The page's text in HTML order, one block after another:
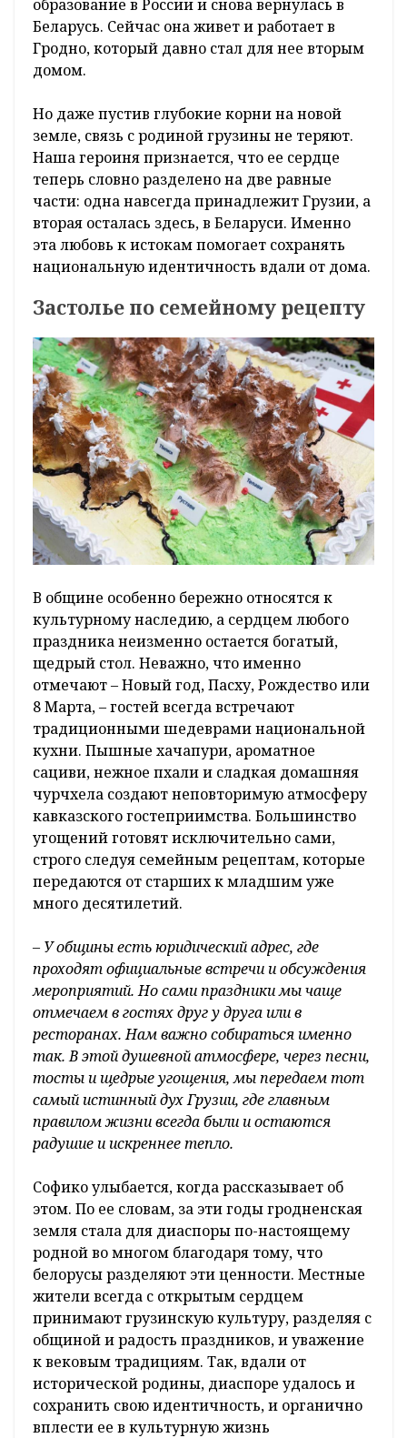
образование в России и снова вернулась в
Беларусь. Сейчас она живет и работает в
Гродно, который давно стал для нее вторым
домом.
Но даже пустив глубокие корни на новой
земле, связь с родиной грузины не теряют.
Наша героиня признается, что ее сердце
теперь словно разделено на две равные
части: одна навсегда принадлежит Грузии, а
вторая осталась здесь, в Беларуси. Именно
эта любовь к истокам помогает сохранять
национальную идентичность вдали от дома.
Застолье по семейному рецепту
В общине особенно бережно относятся к
культурному наследию, а сердцем любого
праздника неизменно остается богатый,
щедрый стол. Неважно, что именно
отмечают – Новый год, Пасху, Рождество или
8 Марта, – гостей всегда встречают
традиционными шедеврами национальной
кухни. Пышные хачапури, ароматное
сациви, нежное пхали и сладкая домашняя
чурчхела создают неповторимую атмосферу
кавказского гостеприимства. Большинство
угощений готовят исключительно сами,
строго следуя семейным рецептам, которые
передаются от старших к младшим уже
много десятилетий.
– У общины есть юридический адрес, где
проходят официальные встречи и обсуждения
мероприятий. Но сами праздники мы чаще
отмечаем в гостях друг у друга или в
ресторанах. Нам важно собираться именно
так. В этой душевной атмосфере, через песни,
тосты и щедрые угощения, мы передаем тот
самый истинный дух Грузии, где главным
правилом жизни всегда были и остаются
радушие и искреннее тепло.
Софико улыбается, когда рассказывает об
этом. По ее словам, за эти годы гродненская
земля стала для диаспоры по-настоящему
родной во многом благодаря тому, что
белорусы разделяют эти ценности. Местные
жители всегда с открытым сердцем
принимают грузинскую культуру, разделяя с
общиной и радость праздников, и уважение
к вековым традициям. Так, вдали от
исторической родины, диаспоре удалось и
сохранить свою идентичность, и органично
вплести ее в культурную жизнь